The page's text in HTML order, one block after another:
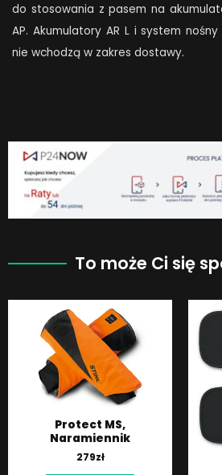
do stosowania z pasem na
AP. Akumulatory AR L i system
nie wchodzą w zakres dostawy.
To może Ci się
Protect MS,
Naramiennik
279zł